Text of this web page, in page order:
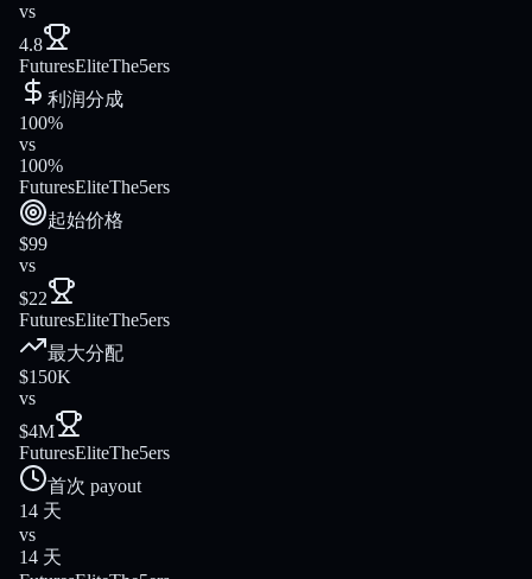
vs
4.8
FuturesEliteThe5ers
利润分成
100%
vs
100%
FuturesEliteThe5ers
起始价格
$99
vs
$22
FuturesEliteThe5ers
最大分配
$150K
vs
$4M
FuturesEliteThe5ers
首次 payout
14 天
vs
14 天